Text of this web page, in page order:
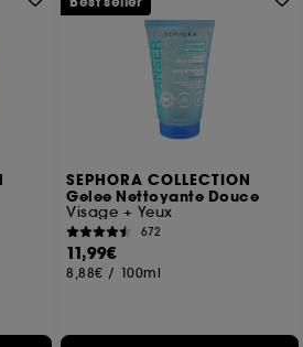
SEPHORA COLLECTION
Gelee Nettoyante Douce
Visage + Yeux
672
11,99€
8,88€ / 100ml